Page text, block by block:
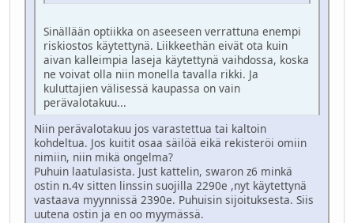
Sinällään optiikka on aseeseen verrattuna enempi
riskiostos käytettynä. Liikkeethän eivät ota kuin
aivan kalleimpia laseja käytettynä vaihdossa, koska
ne voivat olla niin monella tavalla rikki. Ja
kuluttajien välisessä kaupassa on vain
perävalotakuu...
Niin perävalotakuu jos varastettua tai kaltoin
kohdeltua. Jos kuitit osaa säilöä eikä rekisteröi omiin
nimiin, niin mikä ongelma?
Puhuin laatulasista. Just kattelin, swaron z6 minkä
ostin n.4v sitten linssin suojilla 2290e ,nyt käytettynä
vastaava myynnissä 2390e. Puhuisin sijoituksesta. Siis
uutena ostin ja en oo myymässä.